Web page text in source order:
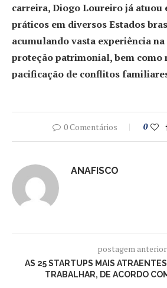
carreira, Diogo Loureiro já atuou
práticos em diversos Estados
acumulando vasta experiência na
proteção patrimonial, bem como
pacificação de conflitos
0 Comentários 0
ANAFISCO
postagem anterior
AS 25 STARTUPS MAIS
TRABALHAR, DE ACORDO